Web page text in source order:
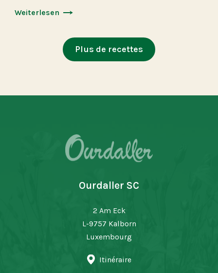
Weiterlesen
Plus de recettes
Ourdaller SC
2 Am Eck
L-9757 Kalborn
Luxembourg
Itinéraire